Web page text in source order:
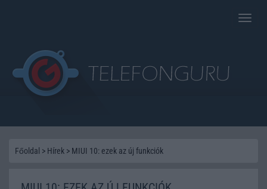
Toggle
Főoldal > Hírek > MIUI 10: ezek az új funkciók